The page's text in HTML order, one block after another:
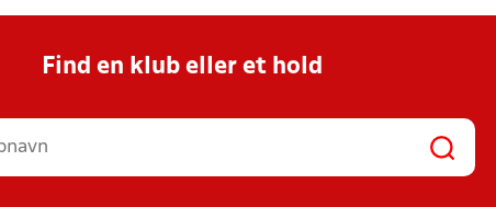
Find en klub eller et hold